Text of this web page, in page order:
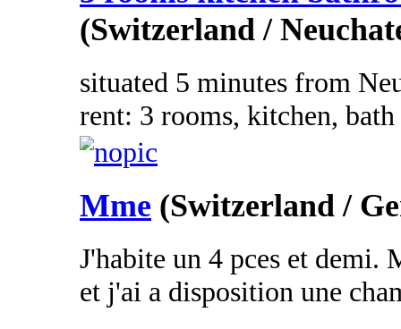
(Switzerland /
situated 5 minutes from
rent: 3 rooms, kitchen,
Mme (Switzerland /
J'habite un 4 pces et
et j'ai a disposition une